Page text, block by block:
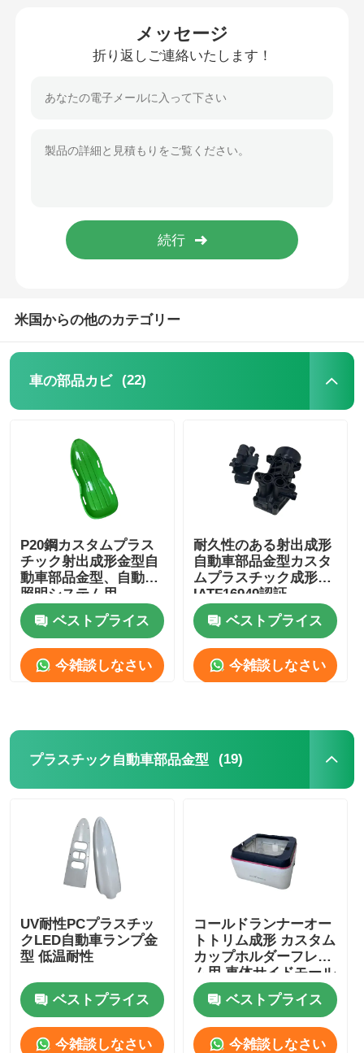
プラスチック自動車部品金型
自動車注入型
二重撃たれた射出成形
多キャビティ射出成形
高温射出成形
家電の模具
Overmoldingの射出成形
プラスチック型の部品
メッセージ
折り返しご連絡いたします！
米国からの他のカテゴリー
車の部品カビ (22)
P20鋼カスタムプラス
チック射出成形金型自
動車部品金型、自動車
照明システム用
ベストプライス
今雑談しなさい
耐久性のある射出成形
自動車部品金型カスタ
ムプラスチック成形
IATF16949認証
ベストプライス
今雑談しなさい
プラスチック自動車部品金型 (19)
UV耐性PCプラスチッ
クLED自動車ランプ金
型 低温耐性
ベストプライス
今雑談しなさい
コールドランナーオー
トトリム成形 カスタム
カップホルダーフレー
ム用 車体サイドモール
ベストプライス
今雑談しなさい